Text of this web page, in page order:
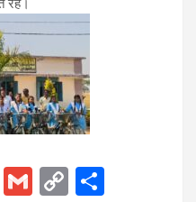
रहे।
T
G
C